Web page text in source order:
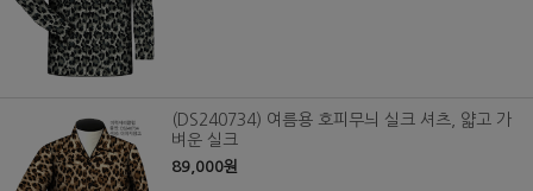
(DS240734) 여름용 호피무늬 실크 셔츠, 얇고 가
벼운 실크
89,000원